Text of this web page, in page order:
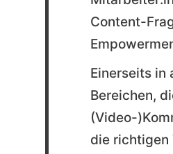
Content-
Einerseits in
Bereichen,
(Video-
die richtigen